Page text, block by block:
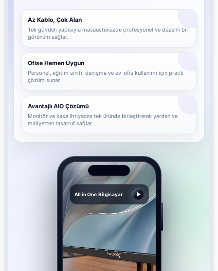
Az Kablo, Çok Alan
Tek gövdeli yapısıyla masaüstünüzde profesyonel ve düzenli bir
görünüm sağlar.
Ofise Hemen Uygun
Personel, eğitim sınıfı, danışma ve ev-ofis kullanımı için pratik
çözüm sunar.
Avantajlı AIO Çözümü
Monitör ve kasa ihtiyacını tek üründe birleştirerek yerden ve
maliyetten tasarruf sağlar.
All in One Bilgisayar